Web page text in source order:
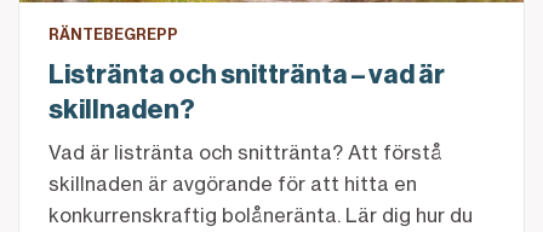
RÄNTEBEGREPP
Listränta och snittränta – vad är
skillnaden?
Vad är listränta och snittränta? Att förstå
skillnaden är avgörande för att hitta en
konkurrenskraftig bolåneränta. Lär dig hur du